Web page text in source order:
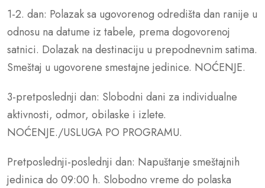
1-2. dan: Polazak sa ugovorenog odredišta dan ranije u
odnosu na datume iz tabele, prema dogovorenoj
satnici. Dolazak na destinaciju u prepodnevnim satima.
Smeštaj u ugovorene smestajne jedinice. NOĆENJE.
3-pretposlednji dan: Slobodni dani za individualne
aktivnosti, odmor, obilaske i izlete.
NOĆENJE./USLUGA PO PROGRAMU.
Pretposlednji-poslednji dan: Napuštanje smeštajnih
jedinica do 09:00 h. Slobodno vreme do polaska